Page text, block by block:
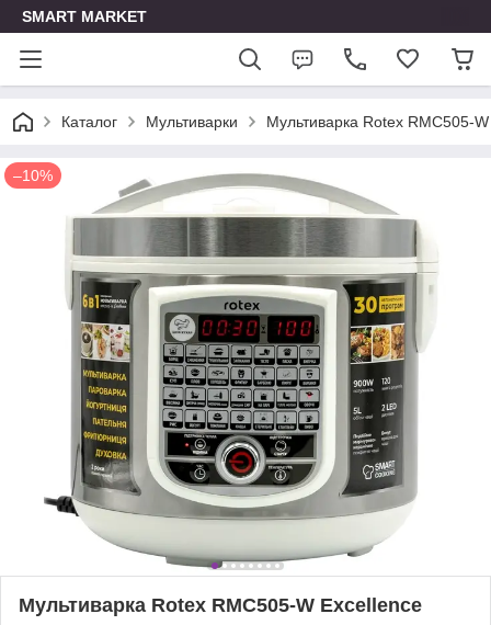
SMART MARKET
Каталог Мультиварки Мультиварка Rotex RMC505-
–10%
Мультиварка Rotex RMC505-W Excellence